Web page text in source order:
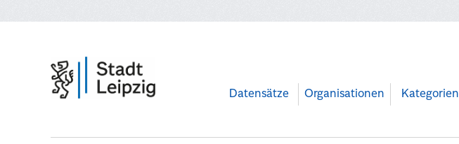
Datensätze Organisationen Kategorien